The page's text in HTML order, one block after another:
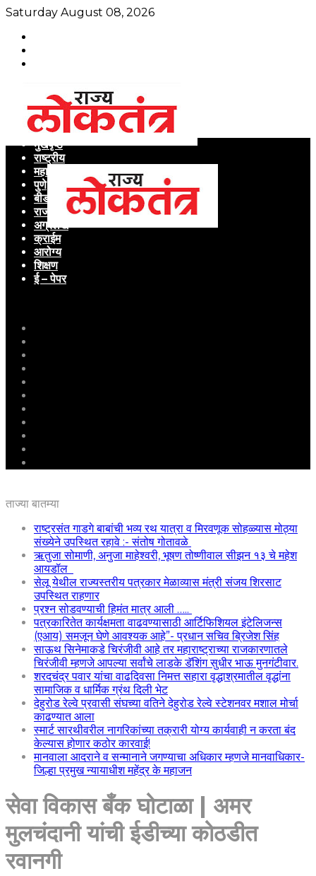
Saturday August 08, 2026
मुखपृष्ठ
राष्ट्रीय
महाराष्ट्र
पुणे
बीड
राजकारण
अग्रलेख
क्राईम
आरोग्य
शिक्षण
ई – पेपर
ताज्या बातम्या
राष्ट्रसंत गाडगे बाबांची भव्य रथ यात्रा व मिरवणूक सोहळ्यास मोठ्या
संख्येने उपस्थित रहावे :- संतोष गोतावळे
ऋतुजा सोमाणी, अनुजा माहेश्वरी, भूषण तोष्णीवाल सीझन १३ चे महेश
आयडॉल
सेलू येथील राज्यस्तरीय पत्रकार मेळाव्यास मंत्री संजय शिरसाट
उपस्थित राहणार
प्रश्न सोडवण्याची हिमंत मात्र आली …..
पत्रकारितेत कार्यक्षमता वाढवण्यासाठी आर्टिफिशियल इंटेलिजन्स
(एआय) समजून घेणे आवश्यक आहे”- प्रधान सचिव ब्रिजेश सिंह
साऊथ सिनेमाकडे चिरंजीवी आहे तर महाराष्ट्राच्या राजकारणातले
चिरंजीवी म्हणजे आपल्या सर्वांचे लाडके डॅशिंग सुधीर भाऊ मुनगंटीवार.
शरदचंद्र पवार यांचा वाढदिवसा निमत्त सहारा वृद्धाश्रमातील वृद्धांना
सामाजिक व धार्मिक ग्रंथ दिली भेट
देहुरोड रेल्वे प्रवासी संघच्या वतिने देहुरोड रेल्वे स्टेशनवर मशाल मोर्चा
काढण्यात आला
स्मार्ट सारथीवरील नागरिकांच्या तक्रारी योग्य कार्यवाही न करता बंद
केल्यास होणार कठोर कारवाई!
मानवाला आदराने व सन्मानाने जगण्याचा अधिकार म्हणजे मानवाधिकार-
जिल्हा प्रमुख न्यायाधीश महेंद्र के महाजन
सेवा विकास बँक घोटाळा | अमर
मुलचंदानी यांची ईडीच्या कोठडीत
रवानगी